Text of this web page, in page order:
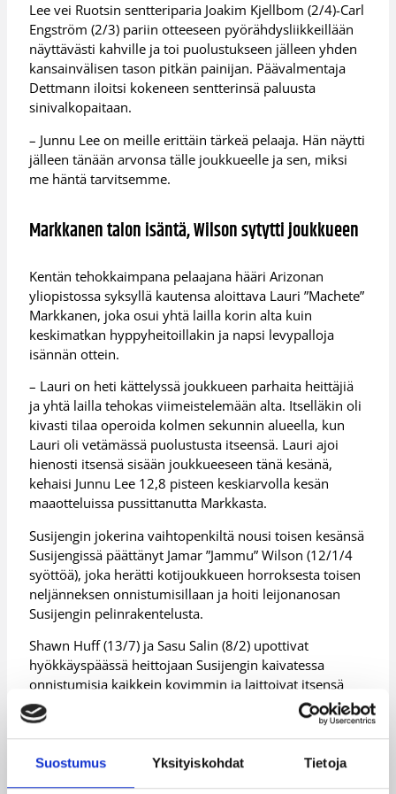
Suostumus Yksityiskohdat Tietoja
Lee vei Ruotsin sentteriparia Joakim Kjellbom (2/4)-Carl
Engström (2/3) pariin otteeseen pyörähdysliikkeillään
näyttävästi kahville ja toi puolustukseen jälleen yhden
kansainvälisen tason pitkän painijan. Päävalmentaja
Dettmann iloitsi kokeneen sentterinsä paluusta
sinivalkopaitaan.
– Junnu Lee on meille erittäin tärkeä pelaaja. Hän näytti
jälleen tänään arvonsa tälle joukkueelle ja sen, miksi
me häntä tarvitsemme.
Markkanen talon isäntä, Wilson sytytti joukkueen
Kentän tehokkaimpana pelaajana hääri Arizonan
yliopistossa syksyllä kautensa aloittava Lauri ”Machete”
Markkanen, joka osui yhtä lailla korin alta kuin
keskimatkan hyppyheitoillakin ja napsi levypalloja
isännän ottein.
– Lauri on heti kättelyssä joukkueen parhaita heittäjiä
ja yhtä lailla tehokas viimeistelemään alta. Itselläkin oli
kivasti tilaa operoida kolmen sekunnin alueella, kun
Lauri oli vetämässä puolustusta itseensä. Lauri ajoi
hienosti itsensä sisään joukkueeseen tänä kesänä,
kehaisi Junnu Lee 12,8 pisteen keskiarvolla kesän
maaotteluissa pussittanutta Markkasta.
Susijengin jokerina vaihtopenkiltä nousi toisen kesänsä
Susijengissä päättänyt Jamar ”Jammu” Wilson (12/1/4
syöttöä), joka herätti kotijoukkueen horroksesta toisen
neljänneksen onnistumisillaan ja hoiti leijonanosan
Susijengin pelinrakentelusta.
Shawn Huff (13/7) ja Sasu Salin (8/2) upottivat
hyökkäyspäässä heittojaan Susijengin kaivatessa
onnistumisia kaikkein kovimmin ja laittoivat itsensä
puolustuspäässä likoon naarmuja ja mustelmia
kaihtamatta.
Susijengi voitti kesän 2016 aikana pelaamastaan
seitsemästä ottelusta neljä. Susien leukoihin jäivät